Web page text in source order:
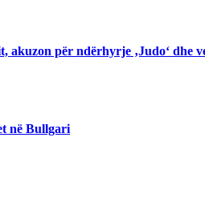
akuzon për ndërhyrje ‚Judo‘ dhe
në Bullgari